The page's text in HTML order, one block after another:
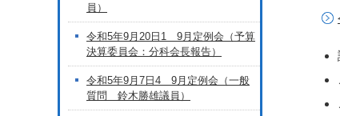
員）
令和5年9月20日1 9月定例会（予算
決算委員会：分科会長報告）
令和5年9月7日4 9月定例会（一般
質問 鈴木勝雄議員）